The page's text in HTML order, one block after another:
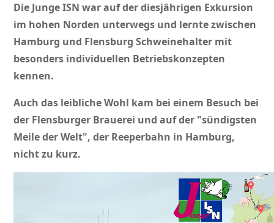
Die Junge ISN war auf der diesjährigen Exkursion
im hohen Norden unterwegs und lernte zwischen
Hamburg und Flensburg Schweinehalter mit
besonders individuellen Betriebskonzepten
kennen.
Auch das leibliche Wohl kam bei einem Besuch bei
der Flensburger Brauerei und auf der sündigsten
Meile der Welt , der Reeperbahn in Hamburg,
nicht zu kurz.